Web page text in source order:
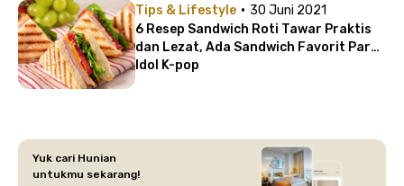
Tips & Lifestyle · 30 Juni 2021
6 Resep Sandwich Roti Tawar Praktis
dan Lezat, Ada Sandwich Favorit Para
Idol K-pop
Yuk cari Hunian
untukmu sekarang!